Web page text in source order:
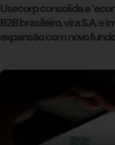
Usecorp consolida a
B2B brasileiro, vira S.A. e
expansão com novo